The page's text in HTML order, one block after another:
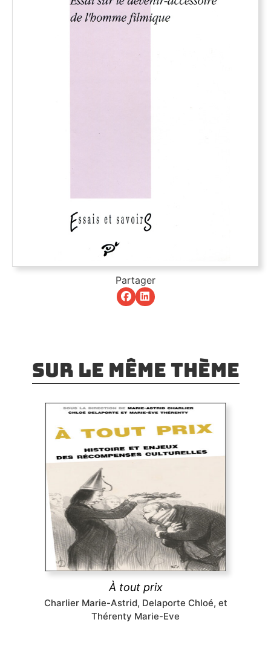
Partager
Sur le même thème
À tout prix
Charlier Marie-Astrid, Delaporte Chloé, et
Thérenty Marie-Eve
Premier livre à étudier les prix culturels, artistiques
et médiatiques de l’espace francophone dans leur
diversité (littérature, théâtre, cinéma, télévision,
musiques populaires, art contemporain, bande
dessinée, jeux vidéo), du XIX siècle à nos jours.
découvrir